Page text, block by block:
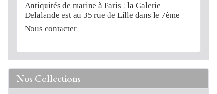
Nos Collections
Antiquités de marine à Paris : la Galerie
Delalande est au 35 rue de Lille dans le 7ème
Nous contacter